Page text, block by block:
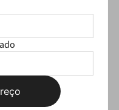
PJ20272
Selecione o tamanho